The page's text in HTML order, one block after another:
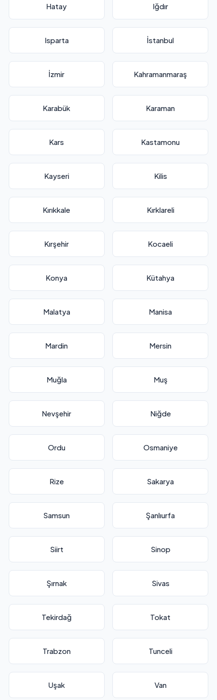
Hatay Iğdır
Isparta İstanbul
İzmir Kahramanmaraş
Karabük Karaman
Kars Kastamonu
Kayseri Kilis
Kırıkkale Kırklareli
Kırşehir Kocaeli
Konya Kütahya
Malatya Manisa
Mardin Mersin
Muğla Muş
Nevşehir Niğde
Ordu Osmaniye
Rize Sakarya
Samsun Şanlıurfa
Siirt Sinop
Şırnak Sivas
Tekirdağ Tokat
Trabzon Tunceli
Uşak Van